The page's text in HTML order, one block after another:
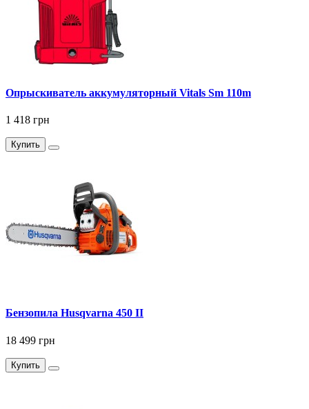
Опрыскиватель аккумуляторный Vitals Sm 110m
1 418 грн
Купить
Бензопила Husqvarna 450 II
18 499 грн
Купить